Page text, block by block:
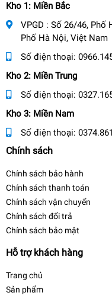
Kho 1: Miền Bắc
VPGD : Số 26/46, Phố
Phố Hà Nội, Việt Nam
Số điện thoại:
Kho 2: Miền Trung
Số điện thoại:
Kho 3: Miền Nam
Số điện thoại:
Chính sách
Chính sách bảo hành
Chính sách thanh toán
Chính sách vận chuyển
Chính sách đổi trả
Chính sách bảo mật
Hỗ trợ khách hàng
Trang chủ
Sản phẩm